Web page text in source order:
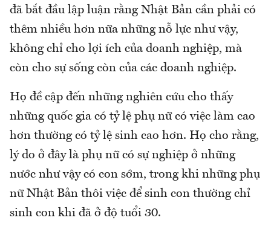
đã bắt đầu lập luận rằng Nhật Bản cần phải có
thêm nhiều hơn nữa những nỗ lực như vậy,
không chỉ cho lợi ích của doanh nghiệp, mà
còn cho sự sống còn của các doanh nghiệp.
Họ đề cập đến những nghiên cứu cho thấy
những quốc gia có tỷ lệ phụ nữ có việc làm cao
hơn thường có tỷ lệ sinh cao hơn. Họ cho rằng,
lý do ở đây là phụ nữ có sự nghiệp ở những
nước như vậy có con sớm, trong khi những phụ
nữ Nhật Bản thôi việc để sinh con thường chỉ
sinh con khi đã ở độ tuổi 30.